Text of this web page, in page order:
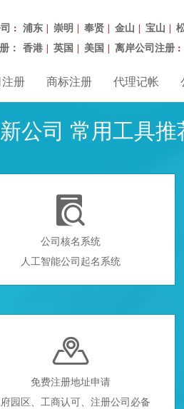
： 浦东 | 崇明 | 奉贤 | 金山 | 宝山 |
： 香港 | 英国 | 美国 | 离岸公司注册 ：
册 商标注册 代理记帐
公司 常用工具推

公司核名系统
人工智能公司起名系统

免费注册地址申请
园区、工商认可、注册公司必备